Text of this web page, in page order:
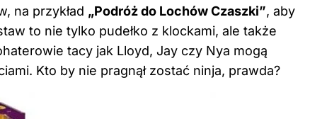
na przykład „Podróż do Lochów Czaszki”, aby
to nie tylko pudełko z klockami, ale także
tacy jak Lloyd, Jay czy Nya mogą
Kto by nie pragnął zostać ninja, prawda?